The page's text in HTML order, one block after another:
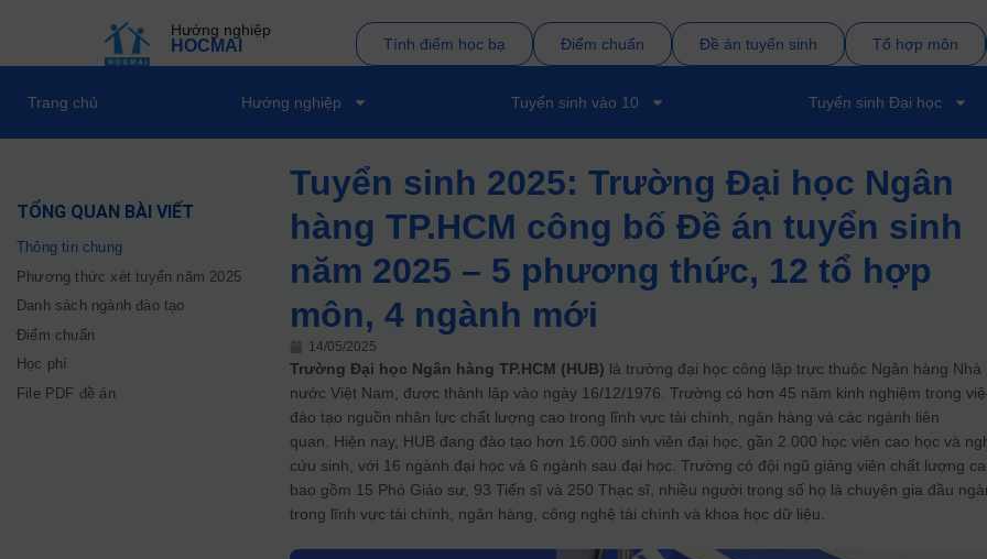
Hướng nghiệp
HOCMAI Tính điểm học bạ Điểm chuẩn Đề án tuyển sinh Tổ hợp môn
Trang chủ Hướng nghiệp Tuyển sinh vào 10 Tuyển sinh Đại học
TỔNG QUAN BÀI VIẾT
Thông tin chung
Phương thức xét tuyển năm 2025
Danh sách ngành đào tạo
Điểm chuẩn
Học phí
File PDF đề án
Tuyển sinh 2025: Trường Đại học Ngân
hàng TP.HCM công bố Đề án tuyển sinh
năm 2025 – 5 phương thức, 12 tổ hợp
môn, 4 ngành mới
14/05/2025
Trường Đại học Ngân hàng TP.HCM (HUB) là trường đại học công lập trực thuộc Ngân hàng Nhà
nước Việt Nam, được thành lập vào ngày 16/12/1976. Trường có hơn 45 năm kinh nghiệm trong
đào tạo nguồn nhân lực chất lượng cao trong lĩnh vực tài chính, ngân hàng và các ngành liên
quan. Hiện nay, HUB đang đào tạo hơn 16.000 sinh viên đại học, gần 2.000 học viên cao học và
cứu sinh, với 16 ngành đại học và 6 ngành sau đại học. Trường có đội ngũ giảng viên chất lượng
bao gồm 15 Phó Giáo sư, 93 Tiến sĩ và 250 Thạc sĩ, nhiều người trong số họ là chuyên gia đầu
trong lĩnh vực tài chính, ngân hàng, công nghệ tài chính và khoa học dữ liệu.